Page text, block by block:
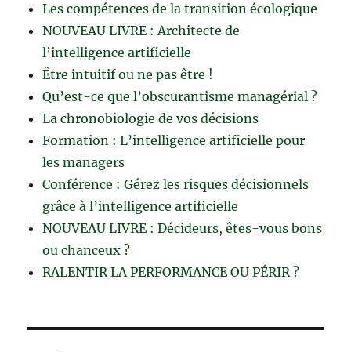
Les compétences de la transition écologique
NOUVEAU LIVRE : Architecte de
l’intelligence artificielle
Être intuitif ou ne pas être !
Qu’est-ce que l’obscurantisme managérial ?
La chronobiologie de vos décisions
Formation : L’intelligence artificielle pour
les managers
Conférence : Gérez les risques décisionnels
grâce à l’intelligence artificielle
NOUVEAU LIVRE : Décideurs, êtes-vous bons
ou chanceux ?
RALENTIR LA PERFORMANCE OU PÉRIR ?